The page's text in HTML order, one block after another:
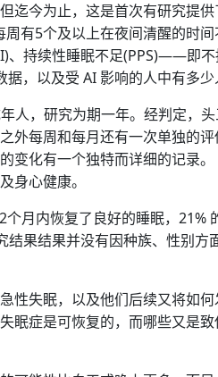
迄今为止，这是首次有研究提
有5个及以上在夜间清醒的时间
、持续性睡眠不足(PPS)——即
，以及受 AI 影响的人中有多少
人，研究为期一年。经判定，
外每周和每月还有一次单独的
变化有一个独特而详细的记录
身心健康。
月内恢复了良好的睡眠，21%
果结果并没有因种族、性别方
性失眠，以及他们后续又将如
眠症是可恢复的，而哪些又是